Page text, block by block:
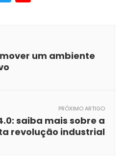
um ambiente
PRÓXIMO ARTIGO
saiba mais sobre a
revolução industrial